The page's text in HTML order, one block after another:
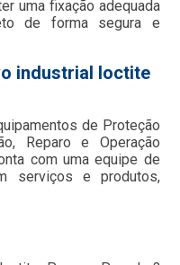
uma fixação adequada
de forma segura e
industrial loctite
de Proteção
Reparo e Operação
com uma equipe de
serviços e produtos,